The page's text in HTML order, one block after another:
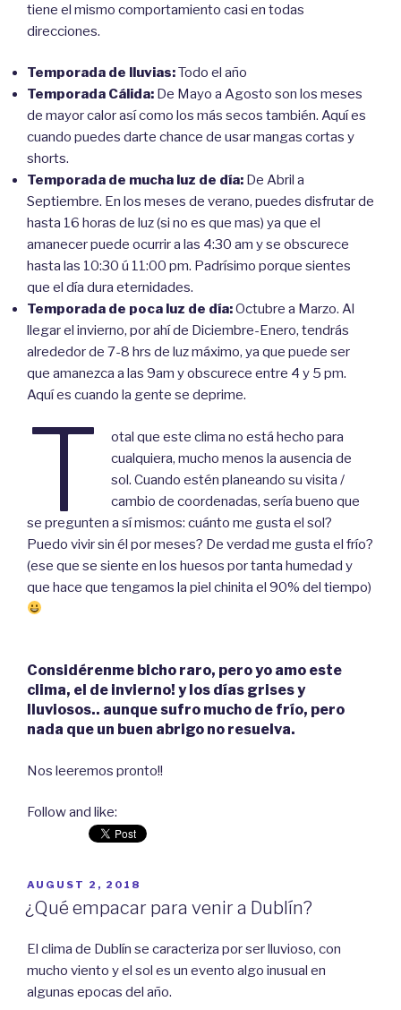
tiene el mismo comportamiento casi en todas
direcciones.
Temporada de lluvias:Todo el año
Temporada Cálida: De Mayo a Agosto son los meses
de mayor calor así como los más secos también. Aquí es
cuando puedes darte chance de usar mangas cortas y
shorts.
Temporada de mucha luz de día: De Abril a
Septiembre. En los meses de verano, puedes disfrutar de
hasta 16 horas de luz (si no es que mas) ya que el
amanecer puede ocurrir a las 4:30 am y se obscurece
hasta las 10:30 ú 11:00 pm. Padrísimo porque sientes
que el día dura eternidades.
Temporada de poca luz de día:Octubre a Marzo. Al
llegar el invierno, por ahí de Diciembre-Enero, tendrás
alrededor de 7-8 hrs de luz máximo, ya que puede ser
que amanezca a las 9am y obscurece entre 4 y 5 pm.
Aquí es cuando la gente se deprime.
T
otal que este clima no está hecho para
cualquiera, mucho menos la ausencia de
sol. Cuando estén planeando su visita /
cambio de coordenadas, sería bueno que
se pregunten a sí mismos: cuánto me gusta el sol?
Puedo vivir sin él por meses? De verdad me gusta el frío?
(ese que se siente en los huesos por tanta humedad y
que hace que tengamos la piel chinita el 90% del tiempo)
Considérenme bicho raro, pero yo amo este
clima, el de invierno! y los días grises y
lluviosos.. aunque sufro mucho de frío, pero
nada que un buen abrigo no resuelva.
Nos leeremos pronto!!
Follow and like:
POSTED
ON
AUGUST 2, 2018
¿Qué empacar para venir a Dublín?
El clima de Dublín se caracteriza por ser lluvioso, con
mucho viento y el sol es un evento algo inusual en
algunas epocas del año.